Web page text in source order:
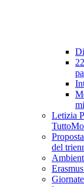
Letizia
del